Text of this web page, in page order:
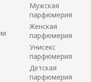
Мужская
парфюмерия
Женская
парфюмерия
Унисекс
парфюмерия
Детская
парфюмерия